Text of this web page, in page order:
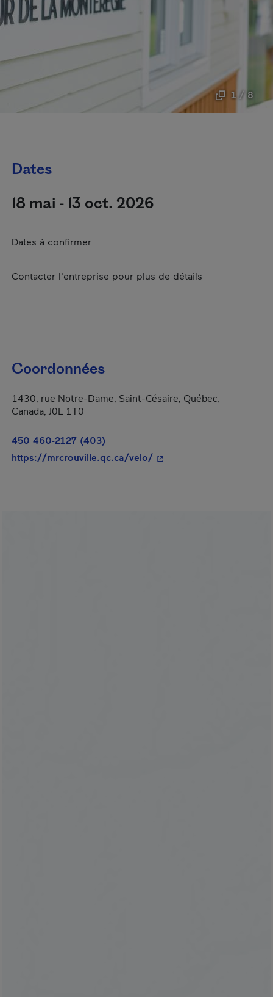
1 / 8
Dates
18 mai - 13 oct. 2026
Dates à confirmer
Contacter l'entreprise pour plus de détails
Coordonnées
1430, rue Notre-Dame, Saint-Césaire, Québec,
Canada, J0L 1T0
450 460-2127 (403)
https://mrcrouville.qc.ca/velo/- Cet hyperlien s'ouvrira